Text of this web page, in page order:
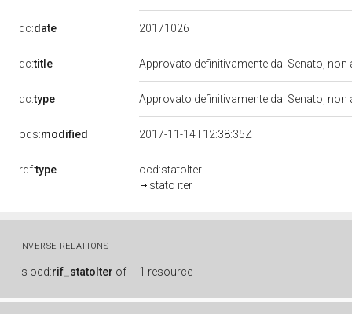
dc:date 20171026
dc:title Approvato definitivamente dal Senato,
dc:type Approvato definitivamente dal Senato,
ods:modified 2017-11-14T12:38:35Z
rdf:type
ocd:statoIter
stato iter
INVERSE RELATIONS
is ocd:rif_statoIter of 1 resource